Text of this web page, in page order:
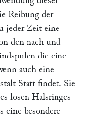
Reibung der
jeder Zeit eine
den nach und
die eine
auch eine
Statt findet. Sie
losen Halsringes
eine besondere